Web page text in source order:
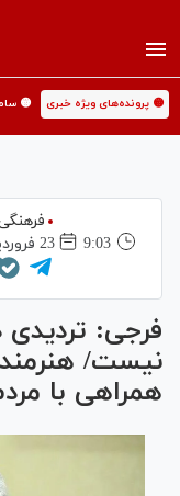
🟡 پرونده‌های ویژه خبری 🟡
9:03
23 فروردين 1405
فرجی: تردیدی
نیست/
همراهی با